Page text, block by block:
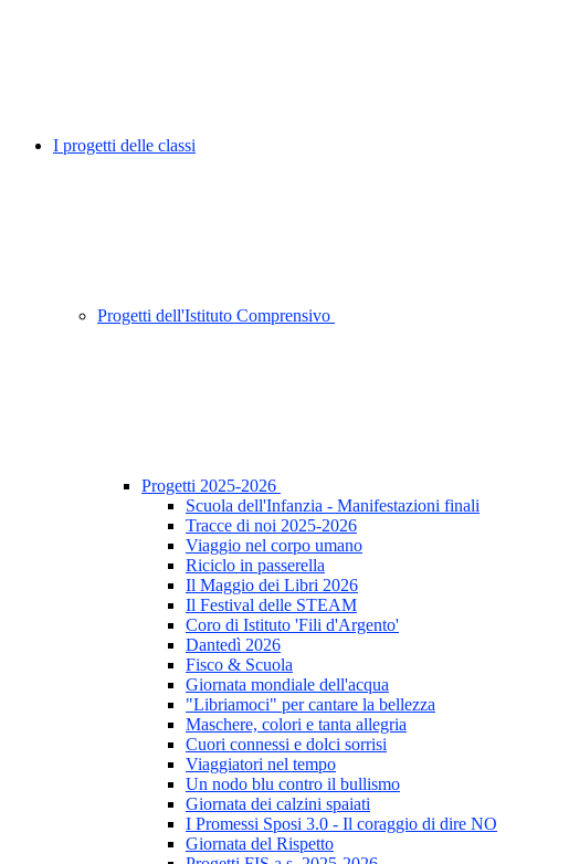
I progetti delle classi
Progetti dell'Istituto Comprensivo
Progetti 2025-2026
Scuola dell'Infanzia - Manifestazioni finali
Tracce di noi 2025-2026
Viaggio nel corpo umano
Riciclo in passerella
Il Maggio dei Libri 2026
Il Festival delle STEAM
Coro di Istituto 'Fili d'Argento'
Dantedì 2026
Fisco & Scuola
Giornata mondiale dell'acqua
"Libriamoci" per cantare la bellezza
Maschere, colori e tanta allegria
Cuori connessi e dolci sorrisi
Viaggiatori nel tempo
Un nodo blu contro il bullismo
Giornata dei calzini spaiati
I Promessi Sposi 3.0 - Il coraggio di dire NO
Giornata del Rispetto